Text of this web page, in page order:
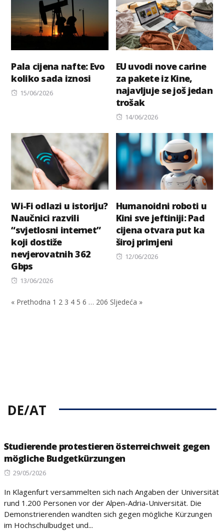
Pala cijena nafte: Evo
koliko sada iznosi
Posted
15/06/2026
EU uvodi nove carine
za pakete iz Kine,
najavljuje se još jedan
trošak
Posted
14/06/2026
Wi-Fi odlazi u istoriju?
Naučnici razvili
“svjetlosni internet”
koji dostiže
nevjerovatnih 362
Gbps
Posted
13/06/2026
Humanoidni roboti u
Kini sve jeftiniji: Pad
cijena otvara put ka
široj primjeni
Posted
12/06/2026
« Prethodna 1 2 3 4 5 6 … 206 Sljedeća »
DE/AT
Studierende protestieren österreichweit gegen
mögliche Budgetkürzungen
Posted
29/05/2026
In Klagenfurt versammelten sich nach Angaben der Universität
rund 1.200 Personen vor der Alpen-Adria-Universität. Die
Demonstrierenden wandten sich gegen mögliche Kürzungen
im Hochschulbudget und...